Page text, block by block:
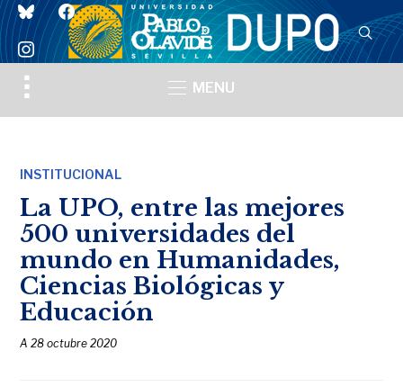
blueskyfacebook
instagram
Toggle
sidebar
MENU
INSTITUCIONAL
La UPO, entre las mejores
500 universidades del
mundo en Humanidades,
Ciencias Biológicas y
Educación
A28 octubre 2020